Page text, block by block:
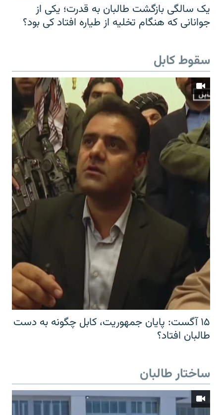
یک سالگی بازگشت طالبان به قدرت؛ یکی از
جوانانی که هنگام تخلیه از طیاره افتاد کی بود؟
سقوط کابل
۱۵ آگست: پایان جمهوریت، کابل چگونه به دست
طالبان افتاد؟
ساختار طالبان